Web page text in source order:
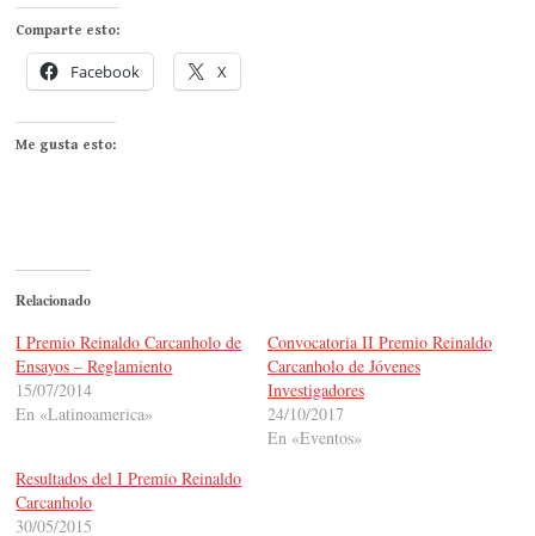
Comparte esto:
Facebook X
Me gusta esto:
Relacionado
I Premio Reinaldo Carcanholo de
Ensayos – Reglamiento
15/07/2014
En «Latinoamerica»
Convocatoria II Premio Reinaldo
Carcanholo de Jóvenes
Investigadores
24/10/2017
En «Eventos»
Resultados del I Premio Reinaldo
Carcanholo
30/05/2015